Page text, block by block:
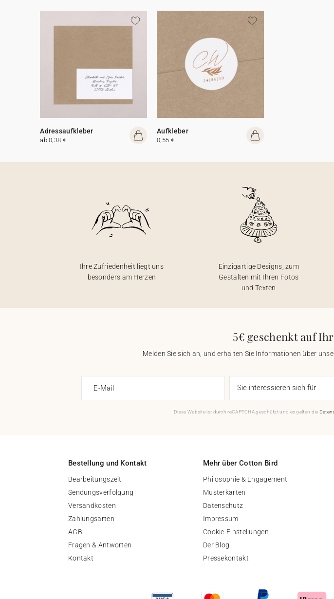
Adressaufkleber
ab 0,38 €
Aufkleber
0,55 €
Ihre Zufriedenheit liegt uns
besonders am Herzen
Einzigartige Designs, zum
Gestalten mit Ihren Fotos
und Texten
5€ geschenkt auf
Melden Sie sich an, und erhalten Sie Informationen über
E-Mail
Diese Website ist durch reCAPTCHA geschützt und es gelten die
Bestellung und Kontakt
Bearbeitungszeit
Sendungsverfolgung
Versandkosten
Zahlungsarten
AGB
Fragen & Antworten
Kontakt
Mehr über Cotton Bird
Philosophie & Engagement
Musterkarten
Datenschutz
Impressum
Cookie-Einstellungen
Der Blog
Pressekontakt